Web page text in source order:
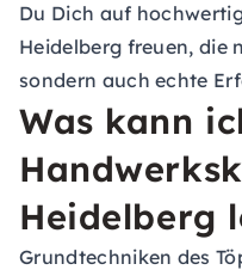
Du Dich auf
Heidelberg freuen, die
sondern auch echte
Was kann
Heidelberg
Grundtechniken des